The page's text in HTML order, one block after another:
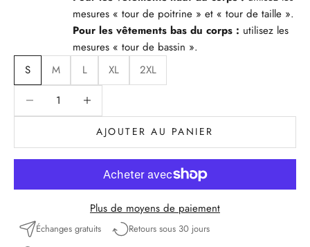
mesures « tour de poitrine » et « tour de taille ».
Pour les vêtements bas du corps : utilisez les
mesures « tour de bassin ».
S
M L XL
2XL
Diminuer la quantitéDiminuer la quantité
AJOUTER AU PANIER
Plus de moyens de paiement
Échanges gratuits
Retours sous 30 jours